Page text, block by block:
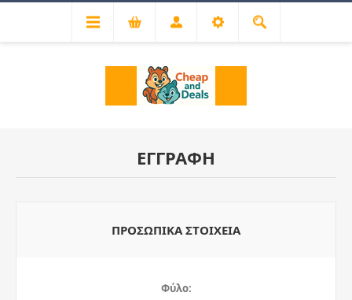
ΕΓΓΡΑΦΉ
ΠΡΟΣΩΠΙΚΆ ΣΤΟΙΧΕΊΑ
Φύλο: